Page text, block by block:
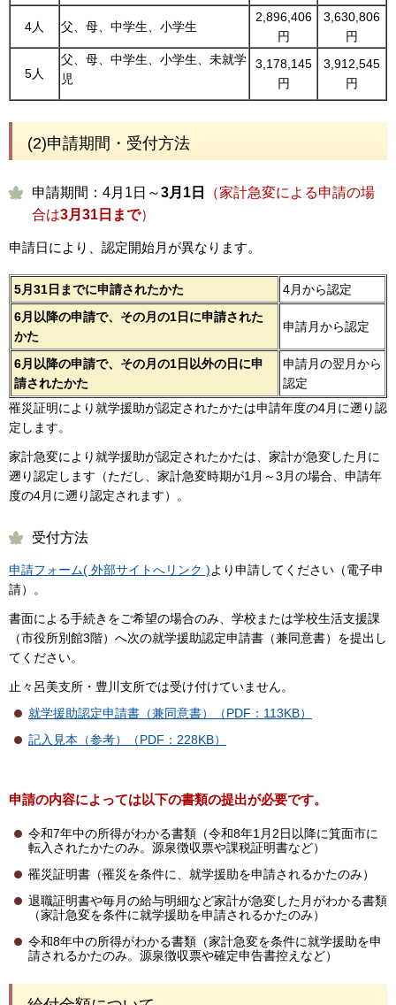
4人 父、母、中学生、小学生
2,896,406
円
3,630,806
円
5人
父、母、中学生、小学生、未就学
児
3,178,145
円
3,912,545
円
(2)申請期間・受付方法
申請期間：4月1日～3月1日
（家計急変による申請の場
合は3月31日まで）
申請日により、認定開始月が異なります。
5月31日までに申請されたかた
4月から認定
6月以降の申請で、その月の1日に申請された
かた
申請月から認定
6月以降の申請で、その月の1日以外の日に申
請されたかた
申請月の翌月から
認定
罹災証明により就学援助が認定されたかたは申請年度の4月に遡り認
定します。
家計急変により就学援助が認定されたかたは、家計が急変した月に
遡り認定します（ただし、家計急変時期が1月～3月の場合、申請年
度の4月に遡り認定されます）。
受付方法
申請フォーム( 外部サイトへリンク )より申請してください（電子申
請）。
書面による手続きをご希望の場合のみ、学校または学校生活支援課
（市役所別館3階）へ次の就学援助認定申請書（兼同意書）を提出し
てください。
止々呂美支所・豊川支所では受け付けていません。
就学援助認定申請書（兼同意書）（PDF：113KB）
記入見本（参考）（PDF：228KB）
申請の内容によっては以下の書類の提出が必要です。
令和7年中の所得がわかる書類（令和8年1月2日以降に箕面市に
転入されたかたのみ。源泉徴収票や課税証明書など）
罹災証明書（罹災を条件に、就学援助を申請されるかたのみ）
退職証明書や毎月の給与明細など家計が急変した月がわかる書類
（家計急変を条件に就学援助を申請されるかたのみ）
令和8年中の所得がわかる書類（家計急変を条件に就学援助を申
請されるかたのみ。源泉徴収票や確定申告書控えなど）